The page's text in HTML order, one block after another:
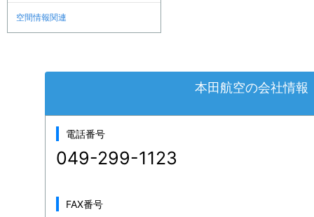
空間情報関連
本田航空の会社情報
電話番号
049-299-1123
FAX番号